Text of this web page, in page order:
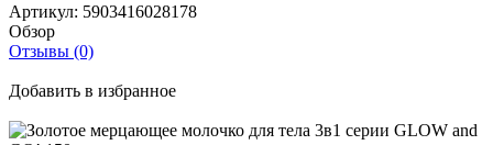
Артикул: 5903416028178
Обзор
Отзывы (0)
Добавить в избранное